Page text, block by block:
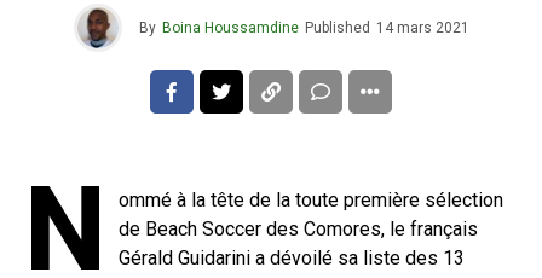
By Boina Houssamdine Published 14 mars 2021
N
ommé à la tête de la toute première sélection
de Beach Soccer des Comores, le français
Gérald Guidarini a dévoilé sa liste des 13